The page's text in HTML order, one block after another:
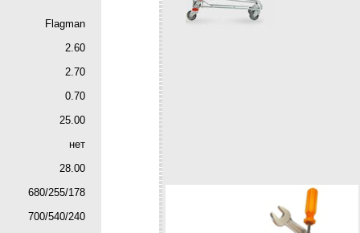
Flagman
2.60
2.70
0.70
25.00
нет
28.00
680/255/178
700/540/240